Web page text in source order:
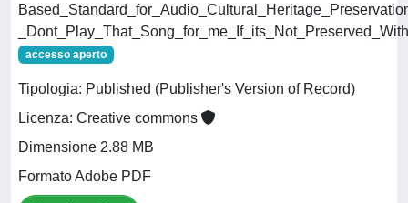
accesso aperto
Tipologia: Published (Publisher's Version of Record)
Licenza: Creative commons
Dimensione 2.88 MB
Formato Adobe PDF